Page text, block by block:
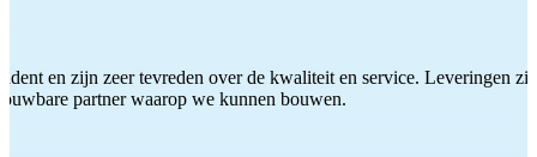
en zijn zeer tevreden over de kwaliteit en service. Leveringen
partner waarop we kunnen bouwen.